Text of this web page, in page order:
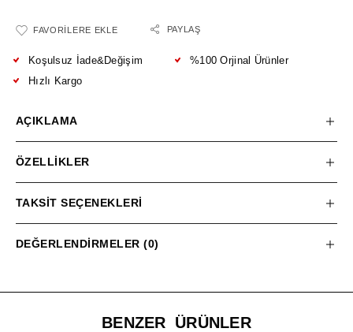
FAVORILERE EKLE PAYLAŞ
Koşulsuz İade&Değişim
Hızlı Kargo
%100 Orjinal Ürünler
AÇIKLAMA
ÖZELLIKLER
TAKSIT SEÇENEKLERI
DEĞERLENDIRMELER (0)
BENZER ÜRÜNLER